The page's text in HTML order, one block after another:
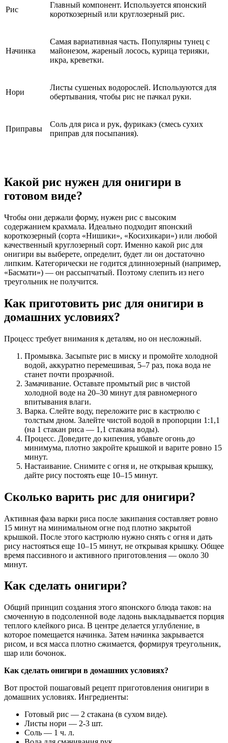
Рис
Главный компонент. Используется японский
короткозерный или круглозерный рис.
Начинка
Самая вариативная часть. Популярны тунец с
майонезом, жареный лосось, курица терияки,
икра, креветки.
Нори
Листы сушеных водорослей. Используются для
обертывания, чтобы рис не пачкал руки.
Приправы
Соль для риса и рук, фурикакэ (смесь сухих
приправ для посыпания).
Какой рис нужен для онигири в
готовом виде?
Чтобы они держали форму, нужен рис с высоким
содержанием крахмала. Идеально подходит японский
короткозерный (сорта «Нишики», «Косихикари») или любой
качественный круглозерный сорт. Именно какой рис для
онигири вы выберете, определит, будет ли он достаточно
липким. Категорически не годится длиннозерный (например,
«Басмати») — он рассыпчатый. Поэтому слепить из него
треугольник не получится.
Как приготовить рис для онигири в
домашних условиях?
Процесс требует внимания к деталям, но он несложный.
Промывка. Засыпьте рис в миску и промойте холодной
водой, аккуратно перемешивая, 5–7 раз, пока вода не
станет почти прозрачной.
Замачивание. Оставьте промытый рис в чистой
холодной воде на 20–30 минут для равномерного
впитывания влаги.
Варка. Слейте воду, переложите рис в кастрюлю с
толстым дном. Залейте чистой водой в пропорции 1:1,1
(на 1 стакан риса — 1,1 стакана воды).
Процесс. Доведите до кипения, убавьте огонь до
минимума, плотно закройте крышкой и варите ровно 15
минут.
Настаивание. Снимите с огня и, не открывая крышку,
дайте рису постоять еще 10–15 минут.
Сколько варить рис для онигири?
Активная фаза варки риса после закипания составляет ровно
15 минут на минимальном огне под плотно закрытой
крышкой. После этого кастрюлю нужно снять с огня и дать
рису настояться еще 10–15 минут, не открывая крышку. Общее
время пассивного и активного приготовления — около 30
минут.
Как сделать онигири?
Общий принцип создания этого японского блюда таков: на
смоченную в подсоленной воде ладонь выкладывается порция
теплого клейкого риса. В центре делается углубление, в
которое помещается начинка. Затем начинка закрывается
рисом, и вся масса плотно сжимается, формируя треугольник,
шар или бочонок.
Как сделать онигири в домашних условиях?
Вот простой пошаговый рецепт приготовления онигири в
домашних условиях. Ингредиенты:
Готовый рис — 2 стакана (в сухом виде).
Листы нори — 2-3 шт.
Соль — 1 ч. л.